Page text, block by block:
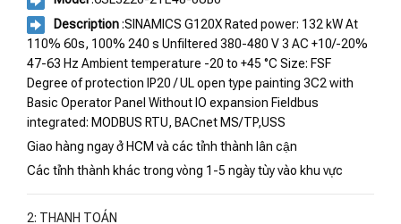
Description:SINAMICS G120X Rated power: 132 kW At
110% 60s, 100% 240 s Unfiltered 380-480 V 3 AC +10/-20%
47-63 Hz Ambient temperature -20 to +45 °C Size: FSF
Degree of protection IP20 / UL open type painting 3C2 with
Basic Operator Panel Without IO expansion Fieldbus
integrated: MODBUS RTU, BACnet MS/TP,USS
Giao hàng ngay ở HCM và các tỉnh thành lân cận
Các tỉnh thành khác trong vòng 1-5 ngày tùy vào khu vực
2: THANH TOÁN